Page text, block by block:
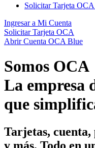
Solicitar Tarjeta OCA
Ingresar a Mi Cuenta
Solicitar Tarjeta OCA
Abrir Cuenta OCA Blue
Somos OCA
La empresa
que
Tarjetas, cuenta,